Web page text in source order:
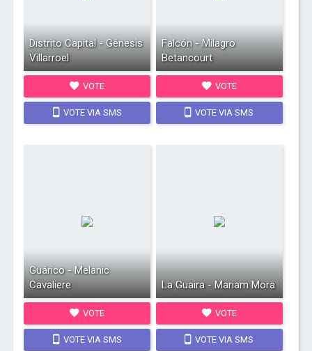
Distrito Capital - Génesis
Villarroel
VOTE
VOTE VIA SMS
Falcón - Milagro
Betancourt
VOTE
VOTE VIA SMS
Guárico - Melanic
Cavaliere
VOTE
VOTE VIA SMS
La Guaira - Mariam Mora
VOTE
VOTE VIA SMS